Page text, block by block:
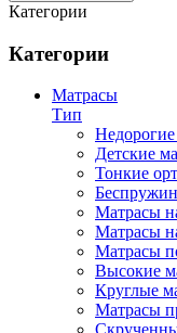
Категории
Категории
Матрасы
Тип
Детские
Тонкие
Матрасы
Матрасы
Матрасы
Высокие
Круглые
Матрасы